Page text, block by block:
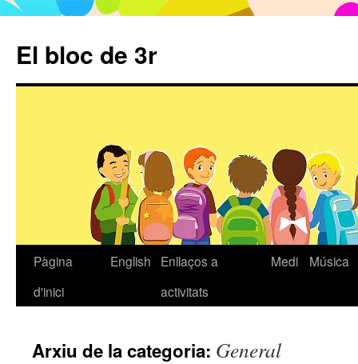
El bloc de 3r
Vés
Pàgina
d'inici
English
Enllaços a
activitats
Medi Música
Arxiu de la categoria: General